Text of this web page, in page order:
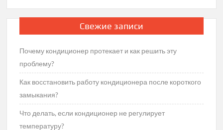
Свежие записи
Почему кондиционер протекает и как решить эту
проблему?
Как восстановить работу кондиционера после короткого
замыкания?
Что делать, если кондиционер не регулирует
температуру?